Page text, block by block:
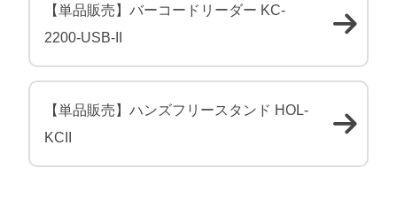
【単品販売】バーコードリーダー KC-
2200-USB-II
【単品販売】ハンズフリースタンド HOL-
KCII